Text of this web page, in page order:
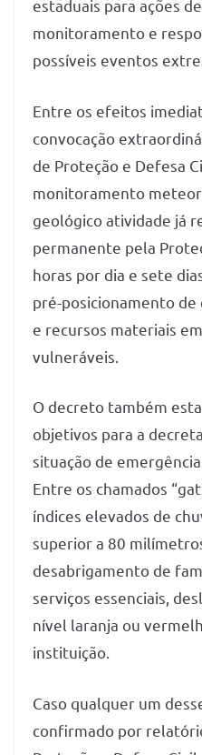
estaduais para ações
monitoramento e
possíveis eventos
Entre os efeitos
convocação
de Proteção e Defesa
monitoramento
geológico atividade já
permanente pela
horas por dia e sete
pré-posicionamento
e recursos materiais
vulneráveis.
O decreto também
objetivos para a
situação de
Entre os chamados
índices elevados de
superior a 80
desabrigamento de
serviços essenciais,
nível laranja ou
instituição.
Caso qualquer um
confirmado por